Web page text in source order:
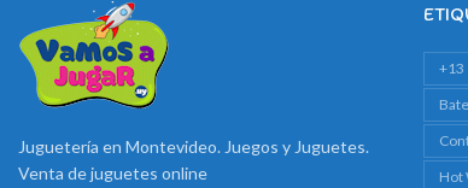
Juguetería en Montevideo. Juegos y Juguetes.
Venta de juguetes online
+13
Hot